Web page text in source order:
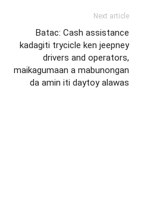
Next article
Batac: Cash assistance
kadagiti trycicle ken jeepney
drivers and operators,
maikagumaan a mabunongan
da amin iti daytoy alawas